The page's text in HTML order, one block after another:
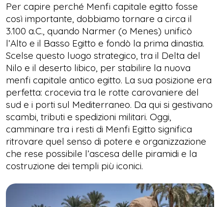
Per capire perché Menfi capitale egitto fosse
così importante, dobbiamo tornare a circa il
3.100 a.C., quando Narmer (o Menes) unificò
l’Alto e il Basso Egitto e fondò la prima dinastia.
Scelse questo luogo strategico, tra il Delta del
Nilo e il deserto libico, per stabilire la nuova
menfi capitale antico egitto. La sua posizione era
perfetta: crocevia tra le rotte carovaniere del
sud e i porti sul Mediterraneo. Da qui si gestivano
scambi, tributi e spedizioni militari. Oggi,
camminare tra i resti di Menfi Egitto significa
ritrovare quel senso di potere e organizzazione
che rese possibile l’ascesa delle piramidi e la
costruzione dei templi più iconici.